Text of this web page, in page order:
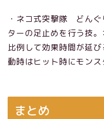
・ネコ式突撃隊 どんぐ
ターの足止めを行う技
比例して効果時間が延
動時はヒット時にモン
まとめ